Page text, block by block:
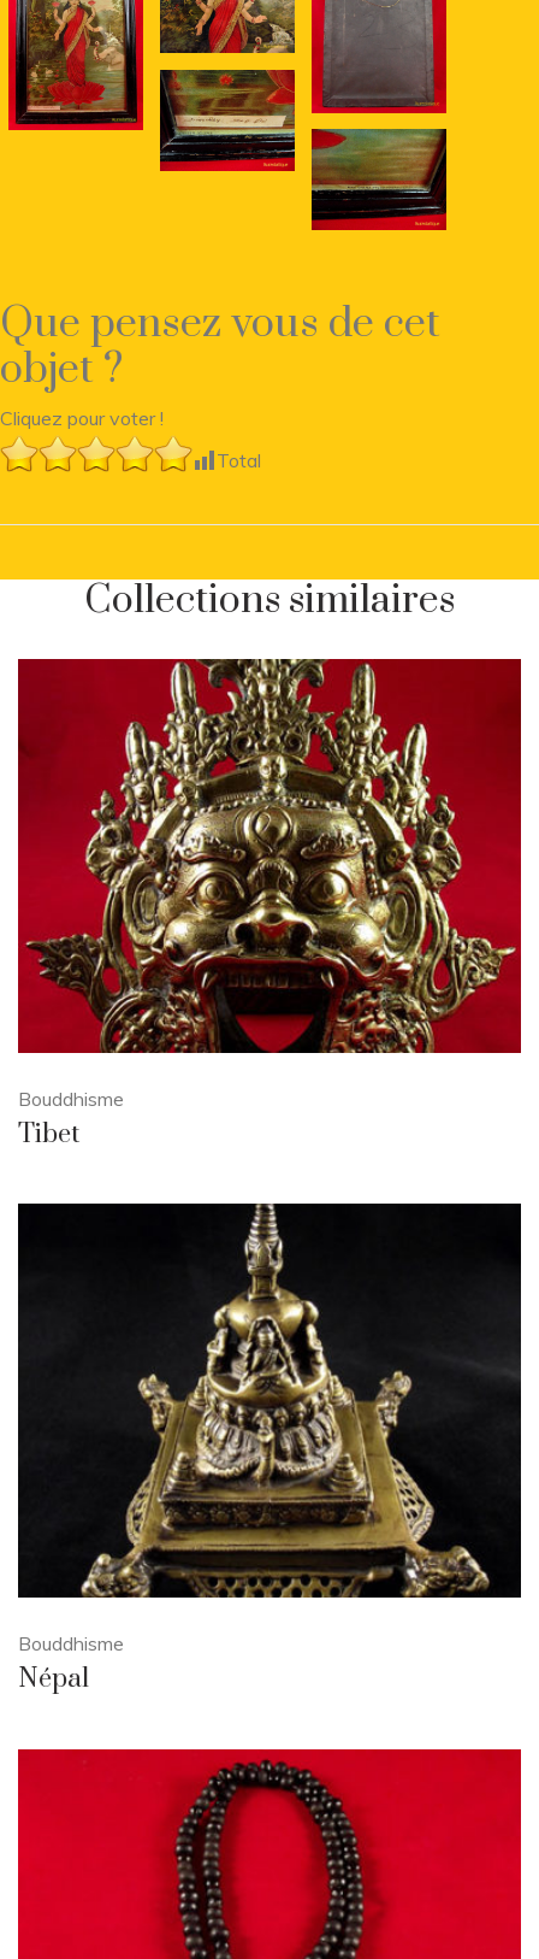
Que pensez vous de cet
objet ?
Cliquez pour voter !
Total
Collections similaires
Bouddhisme
Tibet
Bouddhisme
Népal